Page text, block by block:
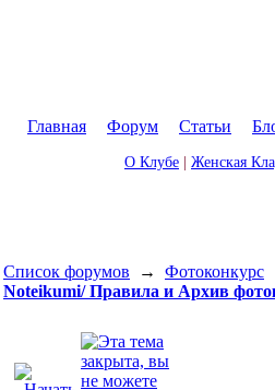
Главная Форум Статьи
О Клубе Женская
Список форумов → Фотоконкурс
Noteikumi/ Правила и Архив